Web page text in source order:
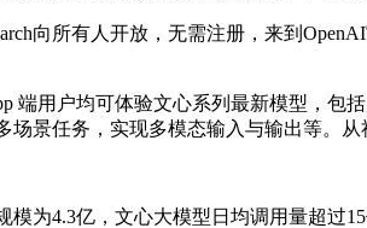
向所有人开放，无需注册，来到
用户均可体验文心系列最新模型，包
景任务，实现多模态输入与输出等。从
4.3亿，文心大模型日均调用量超过15